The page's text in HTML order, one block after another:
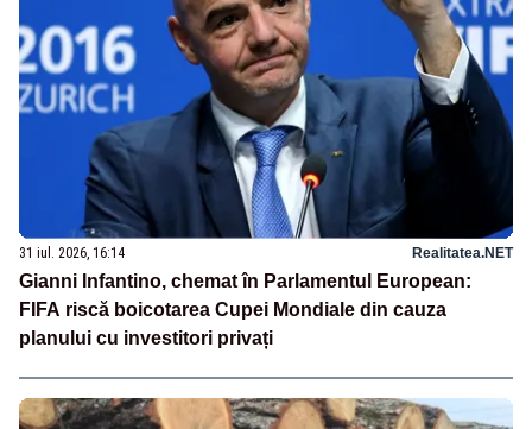
31 iul. 2026, 16:14 Realitatea.NET
Gianni Infantino, chemat în Parlamentul European:
FIFA riscă boicotarea Cupei Mondiale din cauza
planului cu investitori privați